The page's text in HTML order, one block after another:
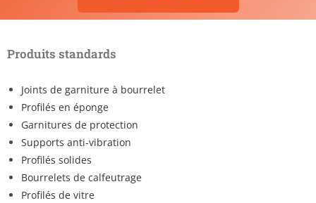
Produits standards
Joints de garniture à bourrelet
Profilés en éponge
Garnitures de protection
Supports anti-vibration
Profilés solides
Bourrelets de calfeutrage
Profilés de vitre